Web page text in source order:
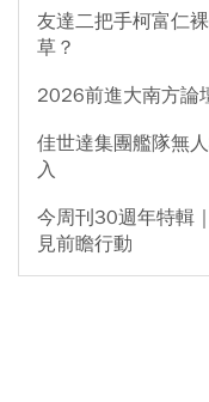
友達二把手柯富仁
草？
2026前進大南方論
佳世達集團艦隊無
入
今周刊30週年特輯
見前瞻行動